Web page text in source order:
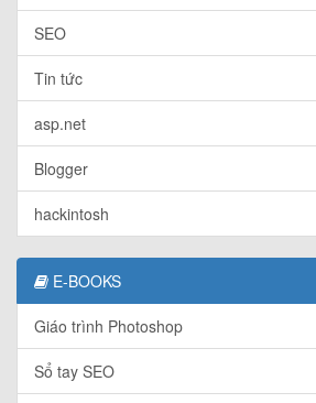
SEO
Tin tức
asp.net
Blogger
hackintosh
E-BOOKS
Giáo trình Photoshop
Sổ tay SEO